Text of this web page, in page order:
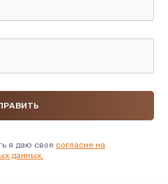
я даю свое согласие на
данных.